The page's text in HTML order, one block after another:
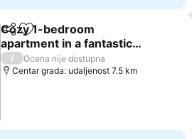
Deli Dodati u favorite
Cozy 1-bedroom
apartment in a fantastic
location with AC
/
Ocena nije dostupna
Centar grada: udaljenost 7.5 km